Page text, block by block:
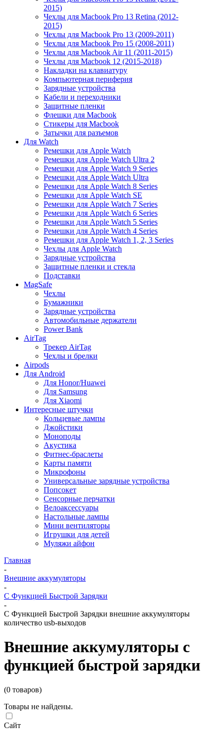
2015)
Чехлы для Macbook Pro 13 Retina (2012-
2015)
Чехлы для Macbook Pro 13 (2009-2011)
Чехлы для Macbook Pro 15 (2008-2011)
Чехлы для Macbook Air 11 (2011-2015)
Чехлы для Macbook 12 (2015-2018)
Накладки на клавиатуру
Компьютерная периферия
Зарядные устройства
Кабели и переходники
Защитные пленки
Флешки для Macbook
Стикеры для Macbook
Затычки для разъемов
Для Watch
Ремешки для Apple Watch
Ремешки для Apple Watch Ultra 2
Ремешки для Apple Watch 9 Series
Ремешки для Apple Watch Ultra
Ремешки для Apple Watch 8 Series
Ремешки для Apple Watch SE
Ремешки для Apple Watch 7 Series
Ремешки для Apple Watch 6 Series
Ремешки для Apple Watch 5 Series
Ремешки для Apple Watch 4 Series
Ремешки для Apple Watch 1, 2, 3 Series
Чехлы для Apple Watch
Зарядные устройства
Защитные пленки и стекла
Подставки
MagSafe
Чехлы
Бумажники
Зарядные устройства
Автомобильные держатели
Power Bank
AirTag
Трекер AirTag
Чехлы и брелки
Airpods
Для Android
Для Honor/Huawei
Для Samsung
Для Xiaomi
Интересные штучки
Кольцевые лампы
Джойстики
Моноподы
Акустика
Фитнес-браслеты
Карты памяти
Микрофоны
Универсальные зарядные устройства
Попсокет
Сенсорные перчатки
Велоаксессуары
Настольные лампы
Мини вентиляторы
Игрушки для детей
Муляжи айфон
Главная
-
Внешние аккумуляторы
-
С Функцией Быстрой Зарядки
-
С Функцией Быстрой Зарядки внешние аккумуляторы
количество usb-выходов
Внешние аккумуляторы с
функцией быстрой зарядки
(0 товаров)
Товары не найдены.
Сайт